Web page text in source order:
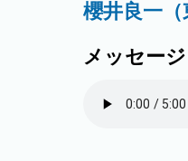
櫻井良一（
メッセー